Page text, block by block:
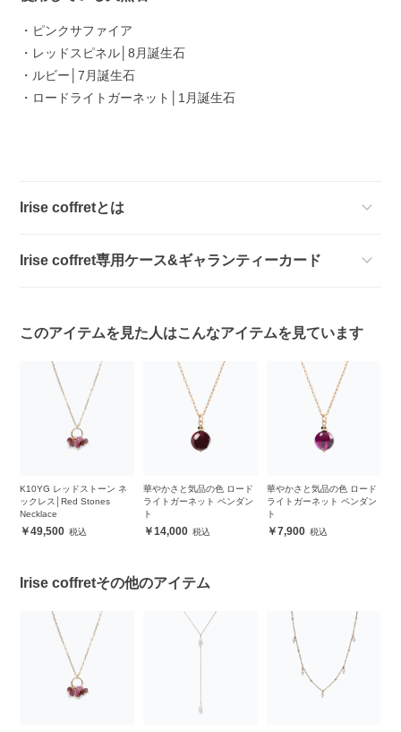
・ピンクサファイア
・レッドスピネル│8月誕生石
・ルビー│7月誕生石
・ロードライトガーネット│1月誕生石
Irise coffretとは
Irise coffret専用ケース&ギャランティーカード
このアイテムを見た人はこんなアイテムを見ています
K10YG レッドストーン ネ
ックレス│Red Stones
Necklace
49,500
華やかさと気品の色 ロード
ライトガーネット ペンダン
ト
14,000
華やかさと気品の色 ロード
ライトガーネット ペンダン
ト
7,900
Irise coffretその他のアイテム